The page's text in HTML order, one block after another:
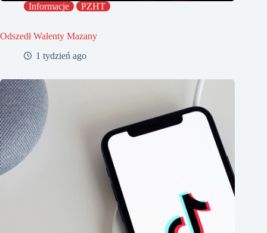
Informacje PZHT
Odszedł Walenty Mazany
1 tydzień ago